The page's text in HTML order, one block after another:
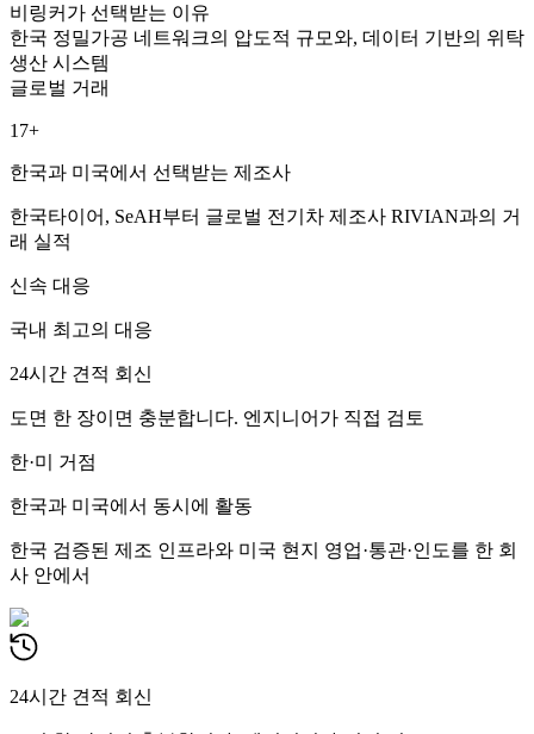
비링커 가 선택받는 이유
한국 정밀가공 네트워크의 압도적 규모와, 데이터 기반의 위탁
생산 시스템
글로벌 거래
17+
한국과 미국에서 선택받는 제조사
한국타이어, SeAH부터 글로벌 전기차 제조사 RIVIAN과의 거
래 실적
신속 대응
국내 최고의 대응
24시간 견적 회신
도면 한 장이면 충분합니다. 엔지니어가 직접 검토
한·미 거점
한국과 미국에서 동시에 활동
한국 검증된 제조 인프라와 미국 현지 영업·통관·인도를 한 회
사 안에서
24시간 견적 회신